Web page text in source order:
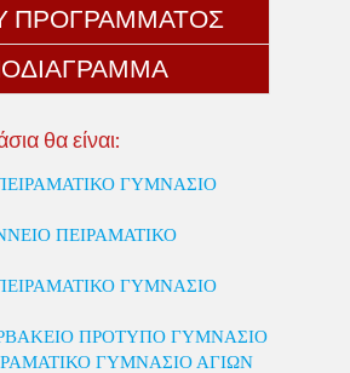
ΠΡΟΓΡΑΜΜΑΤΟΣ
θα είναι:
ΓΥΜΝΑΣΙΟ
ΠΕΙΡΑΜΑΤΙΚΟ
ΓΥΜΝΑΣΙΟ
ΠΡΟΤΥΠΟ ΓΥΜΝΑΣΙΟ
ΓΥΜΝΑΣΙΟ ΑΓΙΩΝ